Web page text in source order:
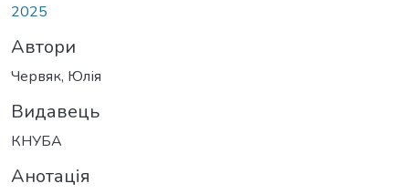
2025
Автори
Червяк, Юлія
Видавець
КНУБА
Анотація